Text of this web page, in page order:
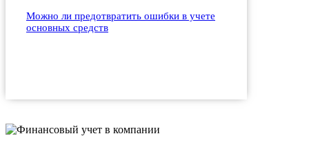
Можно ли предотвратить ошибки в учете
основных средств